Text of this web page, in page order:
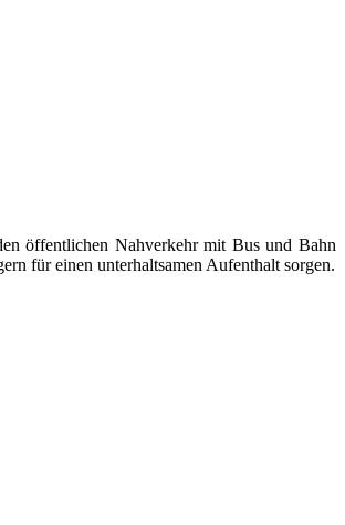
öffentlichen Nahverkehr mit Bus und Bahn
für einen unterhaltsamen Aufenthalt sorgen.